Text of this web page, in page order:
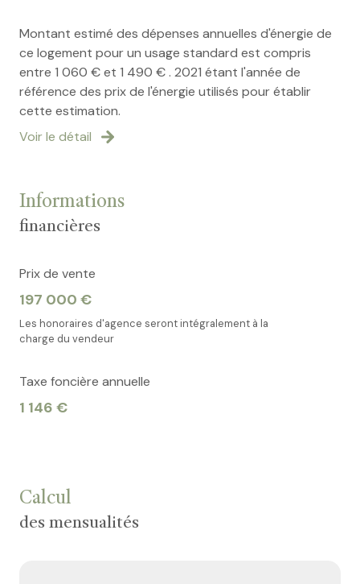
Montant estimé des dépenses annuelles d'énergie de
ce logement pour un usage standard est compris
entre 1 060 € et 1 490 € . 2021 étant l'année de
référence des prix de l'énergie utilisés pour établir
cette estimation.
Voir le détail
Informations
financières
Prix de vente
197 000 €
Les honoraires d'agence seront intégralement à la
charge du vendeur
Taxe foncière annuelle
1 146 €
Calcul
des mensualités